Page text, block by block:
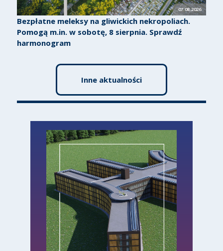
07.08.2026
Bezpłatne meleksy na gliwickich nekropoliach.
Pomogą m.in. w sobotę, 8 sierpnia. Sprawdź
harmonogram
Inne aktualności